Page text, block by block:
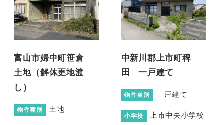
富山市婦中町笹倉
土地（解体更地渡
し）
物件種別 土地
中新川郡上市町稗
田 一戸建て
物件種別 一戸建て
小学校 上市中央小学校